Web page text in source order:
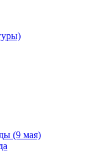
(9 мая)